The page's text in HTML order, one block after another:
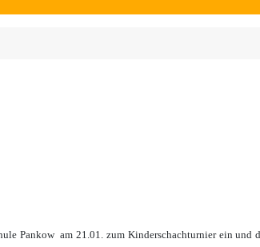
Pankow am 21.01. zum Kinderschachturnier ein